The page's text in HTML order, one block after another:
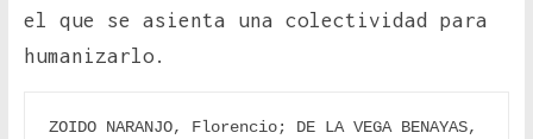
el que se asienta una colectividad para
humanizarlo.
ZOIDO NARANJO, Florencio; DE LA VEGA BENAYAS,